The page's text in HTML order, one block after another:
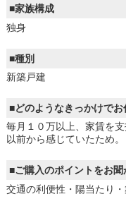
■家族構成
独身
■種別
新築戸建
■どのようなきっかけで
毎月１０万以上、家賃を
以前から感じていたため。
■ご購入のポイントをお聞
交通の利便性・陽当たり